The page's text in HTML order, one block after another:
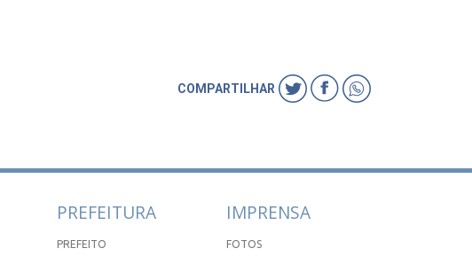
COMPARTILHAR
PREFEITURA
PREFEITO
IMPRENSA
FOTOS